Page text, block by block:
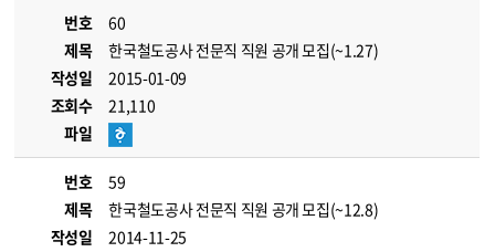
번호
60
제목
한국철도공사 전문직 직원 공개 모집(~1.27)
작성일
2015-01-09
조회수
21,110
파일
번호
59
제목
한국철도공사 전문직 직원 공개 모집(~12.8)
작성일
2014-11-25